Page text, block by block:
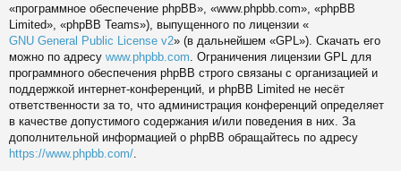
«программное обеспечение phpBB», «www.phpbb.com», «phpBB
Limited», «phpBB Teams»), выпущенного по лицензии «
GNU General Public License v2» (в дальнейшем «GPL»). Скачать его
можно по адресу www.phpbb.com . Ограничения лицензии GPL для
программного обеспечения phpBB строго связаны с организацией и
поддержкой интернет-конференций, и phpBB Limited не несёт
ответственности за то, что администрация конференций определяет
в качестве допустимого содержания и/или поведения в них. За
дополнительной информацией о phpBB обращайтесь по адресу
https://www.phpbb.com/